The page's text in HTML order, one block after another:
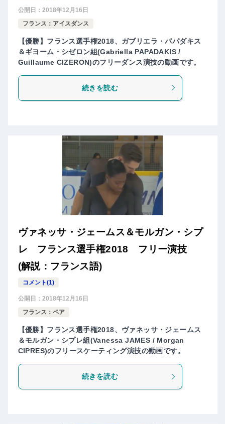
公開日： 2018年12月16日
フランス：アイスダンス
【優勝】フランス選手権2018、ガブリエラ・パパダキス
＆ギヨーム・シゼロン組(Gabriella PAPADAKIS /
Guillaume CIZERON)のフリーダンス演技の動画です。
続きを読む
ヴァネッサ・ジェームス＆モルガン・シプ
レ フランス選手権2018 フリー演技
(解説：フランス語)
コメント(1)
公開日： 2018年12月16日
フランス：ペア
【優勝】フランス選手権2018、ヴァネッサ・ジェームス
＆モルガン・シプレ組(Vanessa JAMES / Morgan
CIPRES)のフリースケーティング演技の動画です。
続きを読む